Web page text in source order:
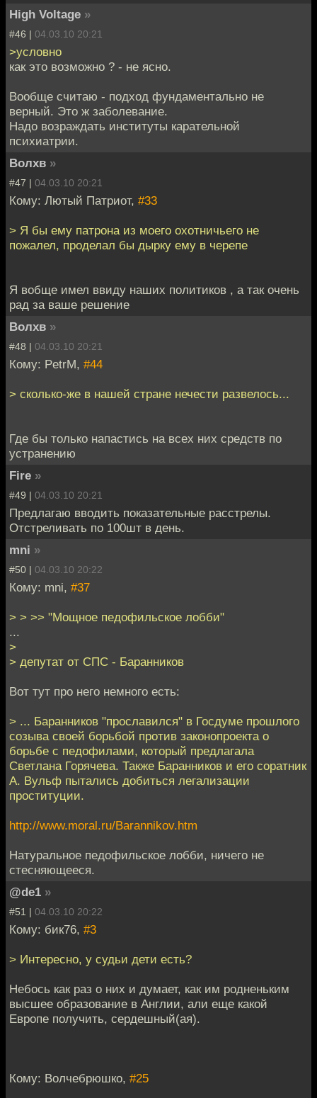
High Voltage »
#46 | 04.03.10 20:21
>условно
как это возможно ? - не ясно.
Вообще считаю - подход фундаментально не
верный. Это ж заболевание.
Надо возраждать институты карательной
психиатрии.
Волхв »
#47 | 04.03.10 20:21
Кому: Лютый Патриот, #33
> Я бы ему патрона из моего охотничьего не
пожалел, проделал бы дырку ему в черепе
Я вобще имел ввиду наших политиков , а так очень
рад за ваше решение
Волхв »
#48 | 04.03.10 20:21
Кому: PetrM, #44
> сколько-же в нашей стране нечести развелось...
Где бы только напастись на всех них средств по
устранению
Fire »
#49 | 04.03.10 20:21
Предлагаю вводить показательные расстрелы.
Отстреливать по 100шт в день.
mni »
#50 | 04.03.10 20:22
Кому: mni, #37
> > >> "Мощное педофильское лобби"
...
>
> депутат от СПС - Баранников
Вот тут про него немного есть:
> ... Баранников "прославился" в Госдуме прошлого
созыва своей борьбой против законопроекта о
борьбе с педофилами, который предлагала
Светлана Горячева. Также Баранников и его соратник
А. Вульф пытались добиться легализации
проституции.
http://www.moral.ru/Barannikov.htm
Натуральное педофильское лобби, ничего не
стесняющееся.
@de1 »
#51 | 04.03.10 20:22
Кому: бик76, #3
> Интересно, у судьи дети есть?
Небось как раз о них и думает, как им родненьким
высшее образование в Англии, али еще какой
Европе получить, сердешный(ая).
Кому: Волчебрюшко, #25